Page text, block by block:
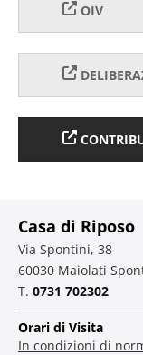
OIV
Casa di Riposo
Via Spontini, 38
60030 Maiolati
T. 0731 702302
Orari di Visita
In condizioni di